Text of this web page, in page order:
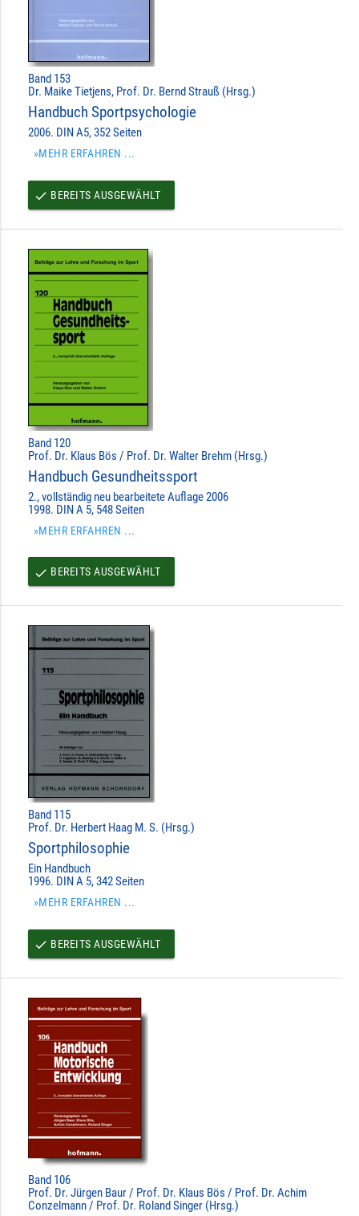
Band 153
Dr. Maike Tietjens, Prof. Dr. Bernd Strauß (Hrsg.)
Handbuch Sportpsychologie
2006. DIN A5, 352 Seiten
»MEHR ERFAHREN ...
done BEREITS AUSGEWÄHLT
Band 120
Prof. Dr. Klaus Bös / Prof. Dr. Walter Brehm (Hrsg.)
Handbuch Gesundheitssport
2., vollständig neu bearbeitete Auflage 2006
1998. DIN A 5, 548 Seiten
»MEHR ERFAHREN ...
done BEREITS AUSGEWÄHLT
Band 115
Prof. Dr. Herbert Haag M. S. (Hrsg.)
Sportphilosophie
Ein Handbuch
1996. DIN A 5, 342 Seiten
»MEHR ERFAHREN ...
done BEREITS AUSGEWÄHLT
Band 106
Prof. Dr. Jürgen Baur / Prof. Dr. Klaus Bös / Prof. Dr. Achim
Conzelmann / Prof. Dr. Roland Singer (Hrsg.)